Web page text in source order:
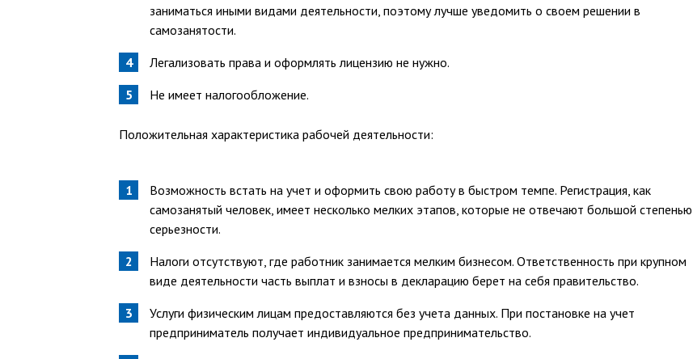
заниматься иными видами деятельности, поэтому лучше уведомить о своем решении в
самозанятости.
Легализовать права и оформлять лицензию не нужно.
Не имеет налогообложение.
Положительная характеристика рабочей деятельности:
Возможность встать на учет и оформить свою работу в быстром темпе. Регистрация, как
самозанятый человек, имеет несколько мелких этапов, которые не отвечают большой степенью
серьезности.
Налоги отсутствуют, где работник занимается мелким бизнесом. Ответственность при крупном
виде деятельности часть выплат и взносы в декларацию берет на себя правительство.
Услуги физическим лицам предоставляются без учета данных. При постановке на учет
предприниматель получает индивидуальное предпринимательство.